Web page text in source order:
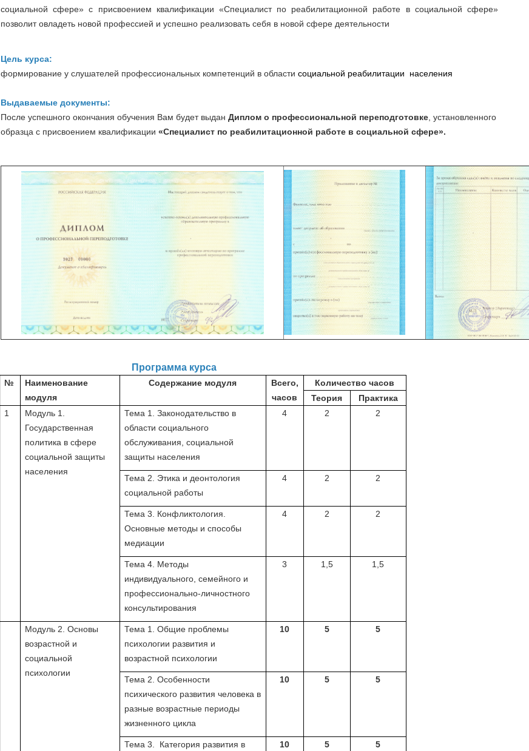
социальной сфере» с присвоением квалификации «Специалист по реабилитационной работе в социальной сфере»
позволит овладеть новой профессией и успешно реализовать себя в новой сфере деятельности
Цель курса:
формирование у слушателей профессиональных компетенций в области социальной реабилитации населения
Выдаваемые документы:
После успешного окончания обучения Вам будет выдан Диплом о профессиональной переподготовке , установленного
образца с присвоением квалификации «Специалист по реабилитационной работе в социальной сфере».
Программа курса
№
Наименование
модуля
Содержание модуля
Всего,
часов
Количество часов
Теория
Практика
1
Модуль 1.
Государственная
политика в сфере
социальной защиты
населения
Тема 1. Законодательство в
области социального
обслуживания, социальной
защиты населения
4 2 2
Тема 2. Этика и деонтология
социальной работы
4 2 2
Тема 3. Конфликтология.
Основные методы и способы
медиации
4 2 2
Тема 4. Методы
индивидуального, семейного и
профессионально-личностного
консультирования
3 1,5 1,5
Модуль 2. Основы
возрастной и
социальной
психологии
Тема 1. Общие проблемы
психологии развития и
возрастной психологии
10 5 5
Тема 2. Особенности
психического развития человека в
разные возрастные периоды
жизненного цикла
10 5 5
Тема 3. Категория развития в
10 5 5